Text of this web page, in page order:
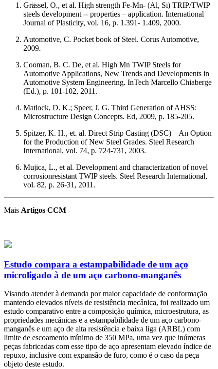
Grässel, O., et al. High strength Fe-Mn- (Al, Si) TRIP/TWIP
steels development -- properties – application. International
Journal of Plasticity, vol. 16, p. 1.391- 1.409, 2000.
Automotive, C. Pocket book of Steel. Corus Automotive,
2009.
Cooman, B. C. De, et al. High Mn TWIP Steels for
Automotive Applications, New Trends and Developments in
Automotive System Engineering. InTech Marcello Chiaberge
(Ed.), p. 101-102, 2011.
Matlock, D. K.; Speer, J. G. Third Generation of AHSS:
Microstructure Design Concepts. Ed, 2009, p. 185-205.
Spitzer, K. H., et. al. Direct Strip Casting (DSC) – An Option
for the Production of New Steel Grades. Steel Research
International, vol. 74, p. 724-731, 2003.
Mujica, L., et al. Development and characterization of novel
corrosionresistant TWIP steels. Steel Research International,
vol. 82, p. 26-31, 2011.
Mais Artigos CCM
Estudo compara a estampabilidade de um aço
microligado à de um aço carbono-manganês
Visando atender à demanda por maior capacidade de conformação
mantendo elevados níveis de resistência mecânica, foi realizado um
estudo comparativo entre a composição química, microestrutura, as
propriedades mecânicas e a estampabilidade de um aço carbono-
manganês e um aço de alta resistência e baixa liga (ARBL) com
limite de escoamento mínimo de 350 MPa, uma vez que inúmeras
peças fabricadas com esse tipo de aço apresentam elevado índice de
repuxo, inclusive com expansão de furo, como é o caso da peça
objeto deste estudo.